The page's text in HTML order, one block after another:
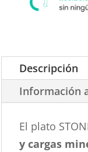
Descripción
Información
El plato
y cargas